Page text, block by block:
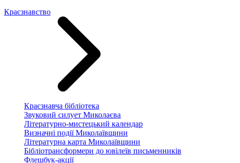
Краєзнавство
Краєзнавча бібліотека
Звуковий силует Миколаєва
Літературно-мистецький календар
Визначні події Миколаївщини
Літературна карта Миколаївщини
Бібліотрансформери до ювілеїв письменників
Флешбук-акції